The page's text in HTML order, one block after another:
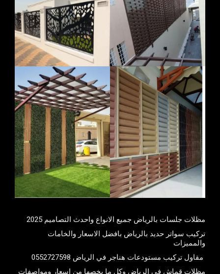
مظلات جلسات بالرياض جميع الانواع واحدث التصاميم 2025
تركيب سواتر حديد بالرياض بافضل الاسعار والخامات
والمميزات
مقاول تركيب مستودعات هناجر في الرياض 0552727598
مظلات قماش في الرياض وكل ما يخصها من اسعار ومواصفات